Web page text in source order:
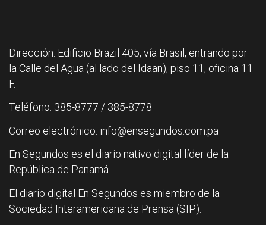
Dirección: Edificio Brazil 405, vía Brasil, entrando por
la Calle del Agua (al lado del Idaan), piso 11, oficina 11
F.
Teléfono: 385-8777 / 385-8778
Correo electrónico: info@ensegundos.com.pa
En Segundos es el diario nativo digital líder de la
República de Panamá.
El diario digital En Segundos es miembro de la
Sociedad Interamericana de Prensa (SIP).